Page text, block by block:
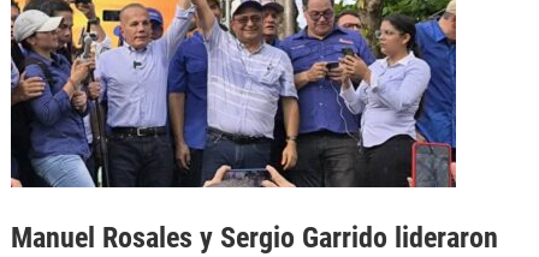
Manuel Rosales y Sergio Garrido lideraron